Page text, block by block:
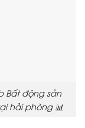
Bất động sản
hải phòng 📊